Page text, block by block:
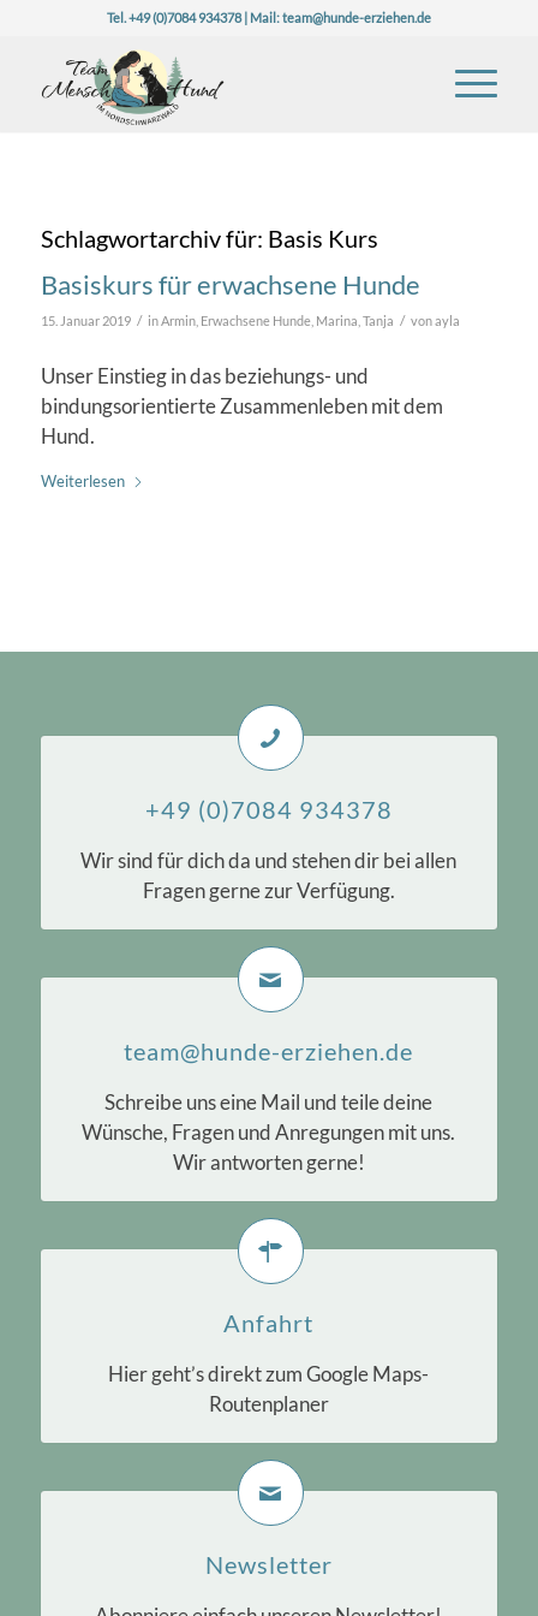
Tel. +49 (0)7084 934378 | Mail:team@hunde-erziehen.de
Schlagwortarchiv für: Basis Kurs
Basiskurs für erwachsene Hunde
15. Januar 2019 / inArmin, Erwachsene Hunde, Marina Tanja / vonayla
Unser Einstieg in das beziehungs- und
bindungsorientierte Zusammenleben mit dem
Hund.
Weiterlesen
+49 (0)7084 934378
Wir sind für dich da und stehen dir bei allen
Fragen gerne zur Verfügung.
team@hunde-erziehen.de
Schreibe uns eine Mail und teile deine
Wünsche, Fragen und Anregungen mit uns.
Wir antworten gerne!
Anfahrt
Hier geht’s direkt zum Google Maps-
Routenplaner
Newsletter